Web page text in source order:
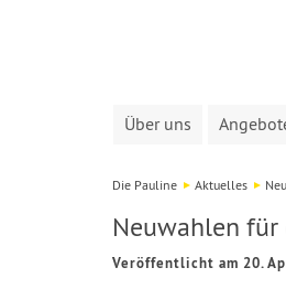
Über uns
Die Pauline Aktuelles
Neuwahlen für
Veröffentlicht am 20.